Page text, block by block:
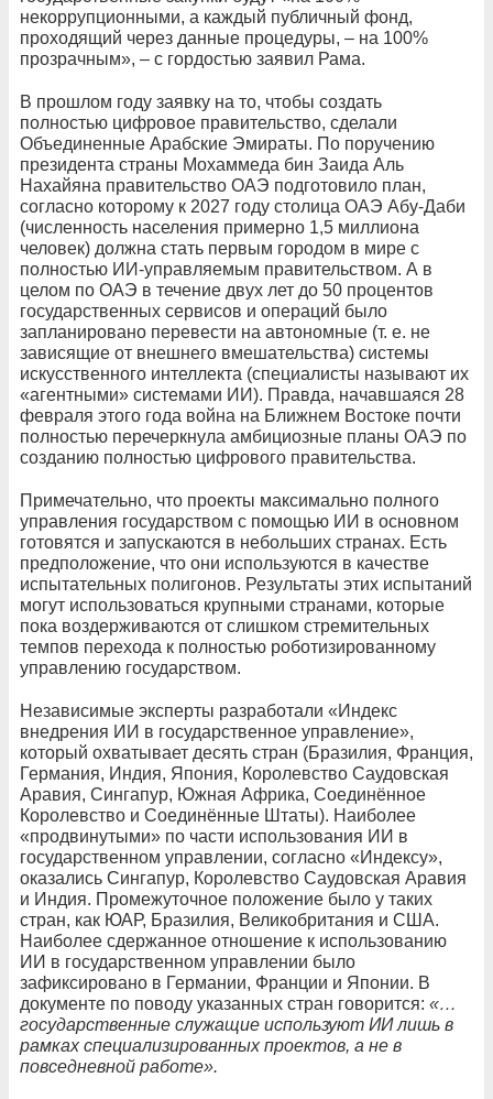
некоррупционными, а каждый публичный фонд,
проходящий через данные процедуры, – на 100%
прозрачным», – с гордостью заявил Рама.
В прошлом году заявку на то, чтобы создать
полностью цифровое правительство, сделали
Объединенные Арабские Эмираты. По поручению
президента страны Мохаммеда бин Заида Аль
Нахайяна правительство ОАЭ подготовило план,
согласно которому к 2027 году столица ОАЭ Абу-Даби
(численность населения примерно 1,5 миллиона
человек) должна стать первым городом в мире с
полностью ИИ-управляемым правительством. А в
целом по ОАЭ в течение двух лет до 50 процентов
государственных сервисов и операций было
запланировано перевести на автономные (т. е. не
зависящие от внешнего вмешательства) системы
искусственного интеллекта (специалисты называют их
«агентными» системами ИИ). Правда, начавшаяся 28
февраля этого года война на Ближнем Востоке почти
полностью перечеркнула амбициозные планы ОАЭ по
созданию полностью цифрового правительства.
Примечательно, что проекты максимально полного
управления государством с помощью ИИ в основном
готовятся и запускаются в небольших странах. Есть
предположение, что они используются в качестве
испытательных полигонов. Результаты этих испытаний
могут использоваться крупными странами, которые
пока воздерживаются от слишком стремительных
темпов перехода к полностью роботизированному
управлению государством.
Независимые эксперты разработали «Индекс
внедрения ИИ в государственное управление»,
который охватывает десять стран (Бразилия, Франция,
Германия, Индия, Япония, Королевство Саудовская
Аравия, Сингапур, Южная Африка, Соединённое
Королевство и Соединённые Штаты). Наиболее
«продвинутыми» по части использования ИИ в
государственном управлении, согласно «Индексу»,
оказались Сингапур, Королевство Саудовская Аравия
и Индия. Промежуточное положение было у таких
стран, как ЮАР, Бразилия, Великобритания и США.
Наиболее сдержанное отношение к использованию
ИИ в государственном управлении было
зафиксировано в Германии, Франции и Японии. В
документе по поводу указанных стран говорится: «…
государственные служащие используют ИИ лишь в
рамках специализированных проектов, а не в
повседневной работе».